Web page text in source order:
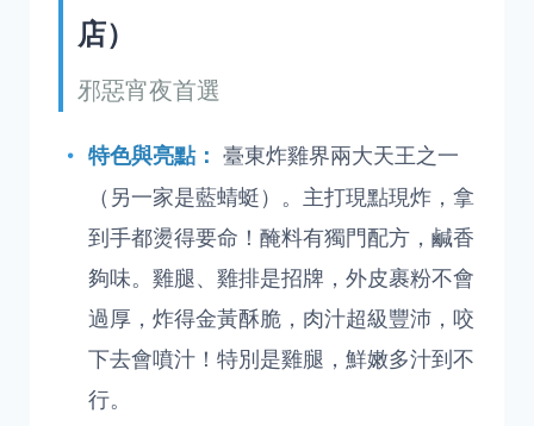
店）
邪惡宵夜首選
特色與亮點： 臺東炸雞界兩大天王之一
（另一家是藍蜻蜓）。主打現點現炸，拿
到手都燙得要命！醃料有獨門配方，鹹香
夠味。雞腿、雞排是招牌，外皮裹粉不會
過厚，炸得金黃酥脆，肉汁超級豐沛，咬
下去會噴汁！特別是雞腿，鮮嫩多汁到不
行。